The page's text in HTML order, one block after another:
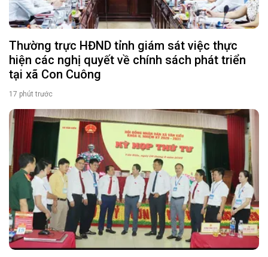
Thường trực HĐND tỉnh giám sát việc thực
hiện các nghị quyết về chính sách phát triển
tại xã Con Cuông
17 phút trước